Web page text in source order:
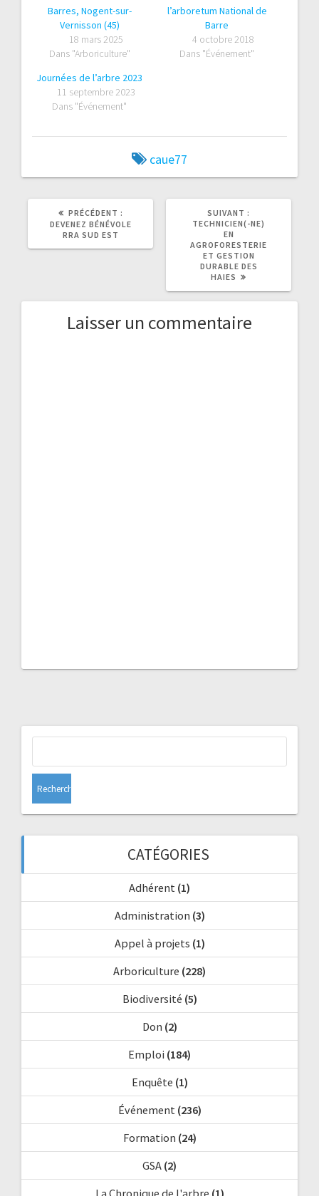
Barres, Nogent-sur-
Vernisson (45)
18 mars 2025
Dans "Arboriculture"
l’arboretum National de
Barre
4 octobre 2018
Dans "Événement"
Journées de l’arbre 2023
11 septembre 2023
Dans "Événement"
caue77
PRÉCÉDENT :
PRÉCÉDENT
DEVENEZ BÉNÉVOLE
RRA SUD EST
SUIVANT :
SUIVANT
TECHNICIEN(-NE)
EN
AGROFORESTERIE
ET GESTION
DURABLE DES
HAIES
Laisser un commentaire
CATÉGORIES
Adhérent (1)
Administration (3)
Appel à projets (1)
Arboriculture (228)
Biodiversité (5)
Don (2)
Emploi (184)
Enquête (1)
Événement(236)
Formation (24)
GSA (2)